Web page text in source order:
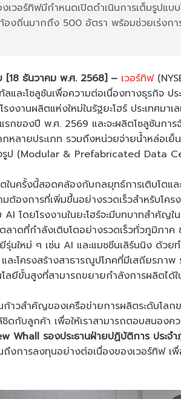
เวอร์ทิฟมีกำหนดเปิดดำเนินการเต็มรูปแ
องถิ่นมากถึง 500 อัตรา พร้อมช่วยเร่งก
[18 ธันวาคม พ.ศ. 2568] – เวอร์ทิฟ
และโซลูชันเพื่อความต่อเนื่องทางธุรกิจ ป
งงานผลิตแห่งใหม่ในรัฐยะโฮร์ ประเทศมา
รกของปี พ.ศ. 2569 และจะผลิตโซลูชันกา
ลายประเภท รวมถึงหน่วยจ่ายน้ำหล่อเย็
จรูป (Modular & Prefabricated Data
ในครั้งนี้สอดคล้องกับกลยุทธ์การเติบโตแ
ต้องการที่เพิ่มขึ้นอย่างรวดเร็วสำหรับโค
โดยโรงงานในยะโฮร์จะมีบทบาทสำคัญ
ลาดที่กำลังเติบโตอย่างรวดเร็วทั่วภูมิภา
รุ่นใหม่ ๆ เช่น AI และแมชชีนเลิร์นนิง ด้วย
ะโครงสร้างสาธารณูปโภคที่มีเสถียรภาพ
ลยีขั้นสูงที่สามารถขยายกำลังการผลิตได้ใ
ก้าวสำคัญของเครือข่ายการผลิตระดับโล
ดกับลูกค้า เพื่อให้เราสามารถตอบสนองค
Whall รองประธานฝ่ายปฏิบัติการ ประจ
งการลงทุนอย่างต่อเนื่องของเวอร์ทิฟ เพื่